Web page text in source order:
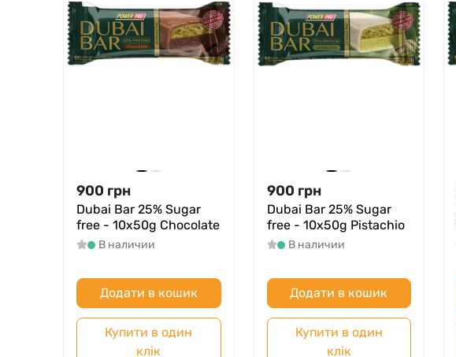
900 грн
Dubai Bar 25% Sugar
free - 10х50g Chocolate
В наличии
Додати в кошик
Купити в один
клік
900 грн
Dubai Bar 25% Sugar
free - 10х50g Pistachio
В наличии
Додати в кошик
Купити в один
клік